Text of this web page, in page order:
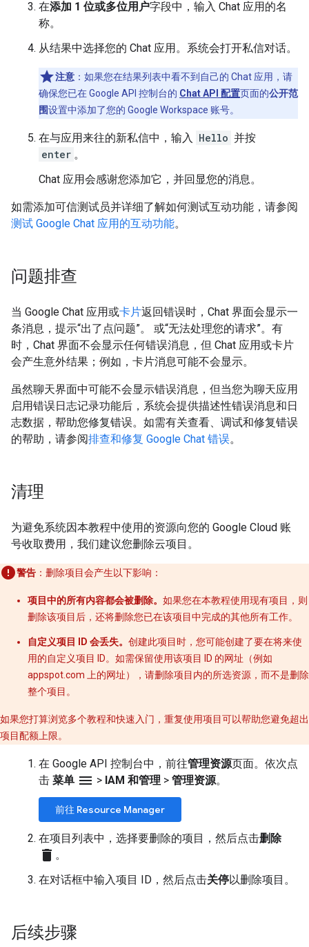
在添加 1 位或多位用户字段中，输入 Chat 应用的名
称。
从结果中选择您的 Chat 应用。系统会打开私信对话。
注意 ：如果您在结果列表中看不到自己的 Chat 应用，请
确保您已在 Google API 控制台的 Chat API 配置页面的公开范
围设置中添加了您的 Google Workspace 账号。
在与应用来往的新私信中，输入 Hello 并按
enter 。
Chat 应用会感谢您添加它，并回显您的消息。
如需添加可信测试员并详细了解如何测试互动功能，请参阅
测试 Google Chat 应用的互动功能。
问题排查
当 Google Chat 应用或卡片返回错误时，Chat 界面会显示一
条消息，提示“出了点问题”。 或“无法处理您的请求”。有
时，Chat 界面不会显示任何错误消息，但 Chat 应用或卡片
会产生意外结果；例如，卡片消息可能不会显示。
虽然聊天界面中可能不会显示错误消息，但当您为聊天应用
启用错误日志记录功能后，系统会提供描述性错误消息和日
志数据，帮助您修复错误。如需有关查看、调试和修复错误
的帮助，请参阅排查和修复 Google Chat 错误。
清理
为避免系统因本教程中使用的资源向您的 Google Cloud 账
号收取费用，我们建议您删除云项目。
警告 ：删除项目会产生以下影响：
项目中的所有内容都会被删除。 如果您在本教程使用现有项目，则
删除该项目后，还将删除您已在该项目中完成的其他所有工作。
自定义项目 ID 会丢失。 创建此项目时，您可能创建了要在将来使
用的自定义项目 ID。如需保留使用该项目 ID 的网址（例如
appspot.com 上的网址），请删除项目内的所选资源，而不是删除
整个项目。
如果您打算浏览多个教程和快速入门，重复使用项目可以帮助您避免超出
项目配额上限。
在 Google API 控制台中，前往管理资源页面。依次点
击 菜单 menu > IAM 和管理 > 管理资源。
前往 Resource Manager
在项目列表中，选择要删除的项目，然后点击删除
delete 。
在对话框中输入项目 ID，然后点击关停以删除项目。
后续步骤